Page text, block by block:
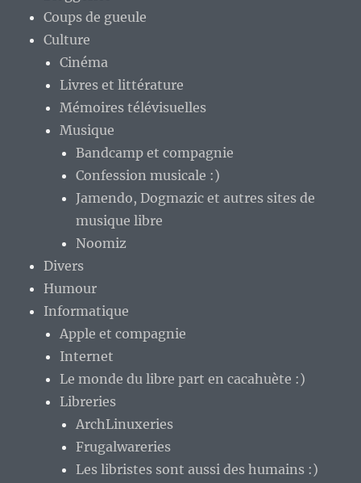
Coups de gueule
Culture
Cinéma
Livres et littérature
Mémoires télévisuelles
Musique
Bandcamp et compagnie
Confession musicale :)
Jamendo, Dogmazic et autres sites de
musique libre
Noomiz
Divers
Humour
Informatique
Apple et compagnie
Internet
Le monde du libre part en cacahuète :)
Libreries
ArchLinuxeries
Frugalwareries
Les libristes sont aussi des humains :)